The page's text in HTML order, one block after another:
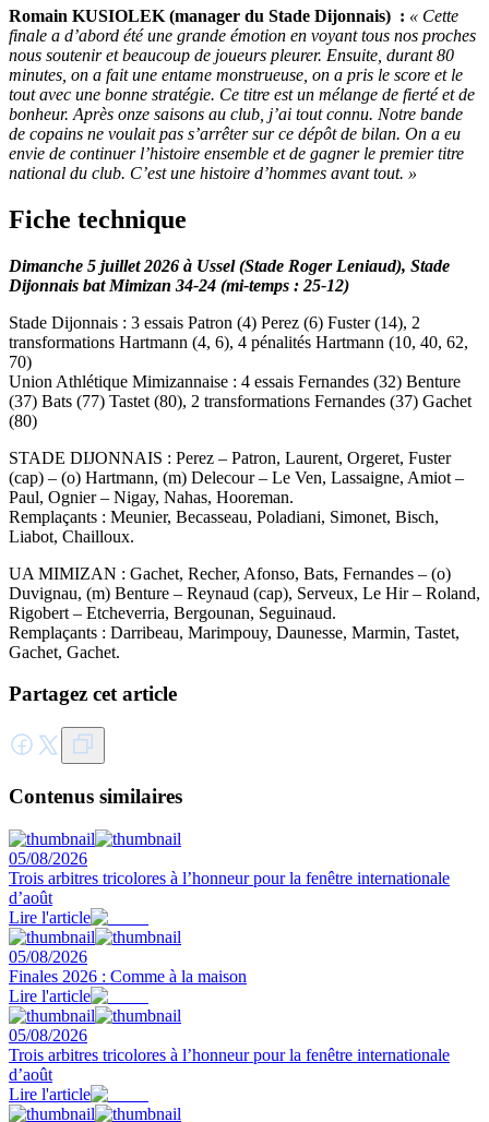
Romain KUSIOLEK (manager du Stade Dijonnais) : « Cette
finale a d’abord été une grande émotion en voyant tous nos proches
nous soutenir et beaucoup de joueurs pleurer. Ensuite, durant 80
minutes, on a fait une entame monstrueuse, on a pris le score et le
tout avec une bonne stratégie. Ce titre est un mélange de fierté et de
bonheur. Après onze saisons au club, j’ai tout connu. Notre bande
de copains ne voulait pas s’arrêter sur ce dépôt de bilan. On a eu
envie de continuer l’histoire ensemble et de gagner le premier titre
national du club. C’est une histoire d’hommes avant tout. »
Fiche technique
Dimanche 5 juillet 2026 à Ussel (Stade Roger Leniaud), Stade
Dijonnais bat Mimizan 34-24 (mi-temps : 25-12)
Stade Dijonnais : 3 essais Patron (4) Perez (6) Fuster (14), 2
transformations Hartmann (4, 6), 4 pénalités Hartmann (10, 40, 62,
70)
Union Athlétique Mimizannaise : 4 essais Fernandes (32) Benture
(37) Bats (77) Tastet (80), 2 transformations Fernandes (37) Gachet
(80)
STADE DIJONNAIS : Perez – Patron, Laurent, Orgeret, Fuster
(cap) – (o) Hartmann, (m) Delecour – Le Ven, Lassaigne, Amiot –
Paul, Ognier – Nigay, Nahas, Hooreman.
Remplaçants : Meunier, Becasseau, Poladiani, Simonet, Bisch,
Liabot, Chailloux.
UA MIMIZAN : Gachet, Recher, Afonso, Bats, Fernandes – (o)
Duvignau, (m) Benture – Reynaud (cap), Serveux, Le Hir – Roland,
Rigobert – Etcheverria, Bergounan, Seguinaud.
Remplaçants : Darribeau, Marimpouy, Daunesse, Marmin, Tastet,
Gachet, Gachet.
Partagez cet article
Contenus similaires
05/08/2026
Trois arbitres tricolores à l’honneur pour la fenêtre internationale
d’août
Lire l'article
05/08/2026
Finales 2026 : Comme à la maison
Lire l'article
05/08/2026
Trois arbitres tricolores à l’honneur pour la fenêtre internationale
d’août
Lire l'article